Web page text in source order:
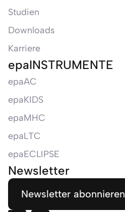
Studien
Downloads
Karriere
epaINSTRUMENTE
epaAC
epaKIDS
epaMHC
epaLTC
epaECLIPSE
Newsletter
Newsletter abonnieren